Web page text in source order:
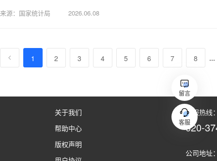
来源：国家统计局 2026.06.08
1 2 3 4 5 6 7 8 ...
留言
客服
关于我们
帮助中心
版权声明
客服热线
020-
公司地址